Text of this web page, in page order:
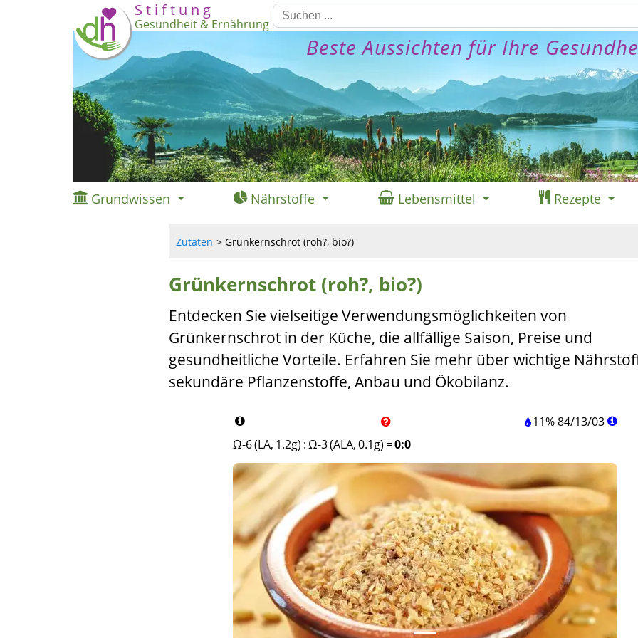
S t i f t u n g
Gesundheit & Ernährung
Beste Aussichten für Ihre
Grundwissen Nährstoffe Lebensmittel Rezepte
Zutaten Grünkernschrot (roh?, bio?)
Grünkernschrot (roh?, bio?)
Entdecken Sie vielseitige Verwendungsmöglichkeiten von
Grünkernschrot in der Küche, die allfällige Saison, Preise und
gesundheitliche Vorteile. Erfahren Sie mehr über wichtige
sekundäre Pflanzenstoffe, Anbau und Ökobilanz.
11%84/13/03
Ω-6 (LA, 1.2g) :Ω-3 (ALA, 0.1g) =0:0